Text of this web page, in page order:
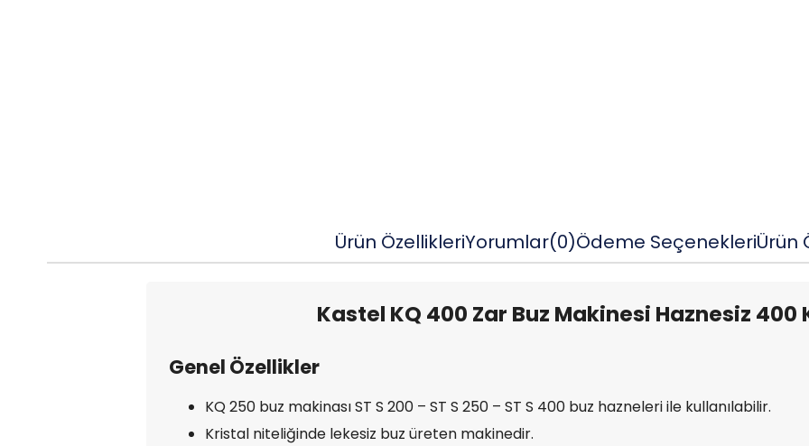
Ürün ÖzellikleriYorumlar(0)Ödeme SeçenekleriÜrün
Kastel KQ 400 Zar Buz Makinesi Haznesiz
Genel Özellikler
KQ 250 buz makinası ST S 200 – ST S 250 – ST S 400 buz hazneleri ile kullanılabilir.
Kristal niteliğinde lekesiz buz üreten makinedir.